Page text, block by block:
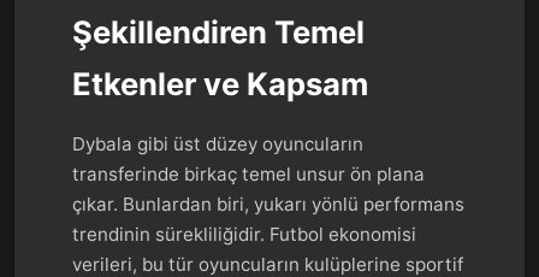
Şekillendiren Temel
Etkenler ve Kapsam
Dybala gibi üst düzey oyuncuların
transferinde birkaç temel unsur ön plana
çıkar. Bunlardan biri, yukarı yönlü performans
trendinin sürekliliğidir. Futbol ekonomisi
verileri, bu tür oyuncuların kulüplerine sportif